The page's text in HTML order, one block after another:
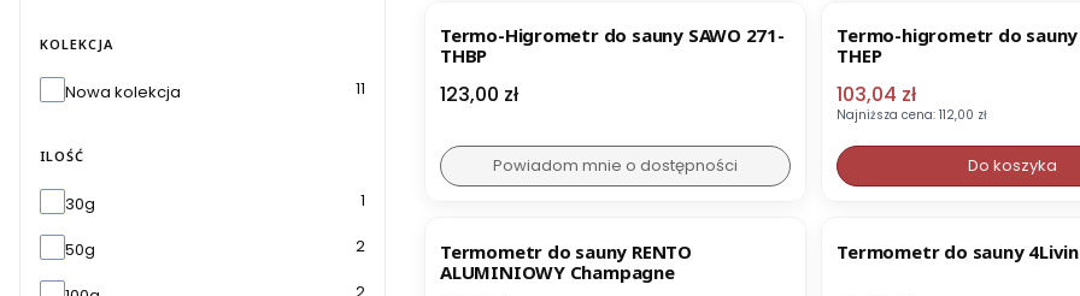
KOLEKCJA
Kolekcja
Nowa kolekcja 11
ILOŚĆ
Ilość30g 1
50g 2
2
Termo-Higrometr do sauny SAWO 271-
THBP
Cena
123,00 zł
Powiadom mnie o dostępności
Termo-higrometr do sauny
THEP
Cena promocyjna
103,04 zł
Najniższa cena: 112,00 zł
Do koszyka
Termometr do sauny RENTO
ALUMINIOWY Champagne
Termometr do sauny